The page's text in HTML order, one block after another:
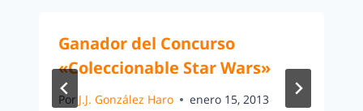
Ganador del Concurso
«Coleccionable Star Wars»
Por J.J. González Haro enero 15, 2013